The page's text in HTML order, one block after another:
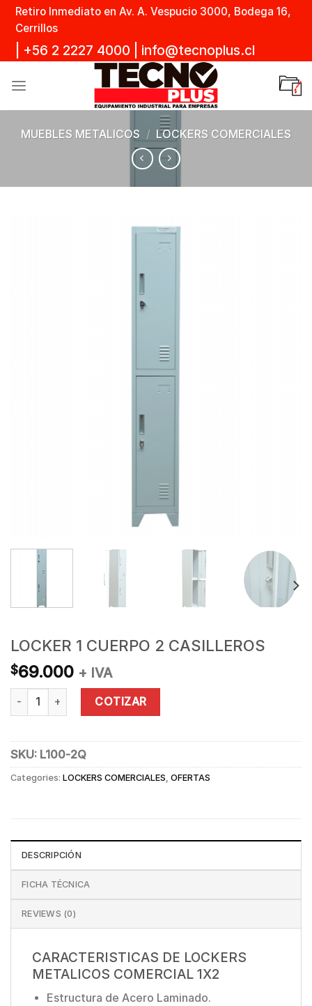
Skip
content
Retiro Inmediato en Av. A. Vespucio 3000, Bodega 16,
Cerrillos
+56 2 2227 4000 info@tecnoplus.cl
MUEBLES METALICOS / LOCKERS COMERCIALES
LOCKER 1 CUERPO 2 CASILLEROS
$69.000 + IVA
LOCKER 1 CUERPO 2 CASILLEROS quantity
COTIZAR
SKU: L100-2Q
Categories: LOCKERS COMERCIALES, OFERTAS
DESCRIPCIÓN
FICHA TÉCNICA
REVIEWS (0)
CARACTERISTICAS DE LOCKERS
METALICOS COMERCIAL 1X2
Estructura de Acero Laminado.